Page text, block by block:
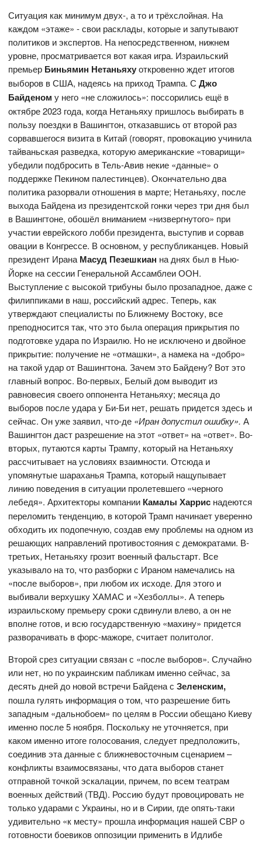
Ситуация как минимум двух-, а то и трёхслойная. На
каждом «этаже» - свои расклады, которые и запутывают
политиков и экспертов. На непосредственном, нижнем
уровне, просматривается вот какая игра. Израильский
премьер Биньямин Нетаньяхуоткровенно ждет итогов
выборов в США, надеясь на приход Трампа. СДжо
Байденом у него «не сложилось»: поссорились ещё в
октябре 2023 года, когда Нетаньяху пришлось выбирать в
пользу поездки в Вашингтон, отказавшись от второй раз
сорвавшегося визита в Китай (говорят, провокацию учинила
тайваньская разведка, которую американские «товарищи»
убедили подбросить в Тель-Авив некие «данные» о
поддержке Пекином палестинцев). Окончательно два
политика разорвали отношения в марте; Нетаньяху, после
выхода Байдена из президентской гонки через три дня был
в Вашингтоне, обошёл вниманием «низвергнутого» при
участии еврейского лобби президента, выступив и сорвав
овации в Конгрессе. В основном, у республиканцев. Новый
президент ИранаМасуд Пезешкиан на днях был в Нью-
Йорке на сессии Генеральной Ассамблеи ООН.
Выступление с высокой трибуны было прозападное, даже с
филиппиками в наш, российский адрес. Теперь, как
утверждают специалисты по Ближнему Востоку, все
преподносится так, что это была операция прикрытия по
подготовке удара по Израилю. Но не исключено и двойное
прикрытие: получение не «отмашки», а намека на «добро»
на такой удар от Вашингтона. Зачем это Байдену? Вот это
главный вопрос. Во-первых, Белый дом выводит из
равновесия своего оппонента Нетаньяху; месяца до
выборов после удара у Би-Би нет, решать придется здесь и
сейчас. Он уже заявил, что-де «Иран допустил ошибку». А
Вашингтон даст разрешение на этот «ответ» на «ответ». Во-
вторых, путаются карты Трампу, который на Нетаньяху
рассчитывает на условиях взаимности. Отсюда и
упомянутые шараханья Трампа, который нащупывает
линию поведения в ситуации пролетевшего «черного
лебедя». Архитекторы компании Камалы Харрис надеются
переломить тенденцию, в которой Трамп начинает уверенно
обходить их подопечную, создав ему проблемы на одном из
решающих направлений противостояния с демократами. В-
третьих, Нетаньяху грозит военный фальстарт. Все
указывало на то, что разборки с Ираном намечались на
«после выборов», при любом их исходе. Для этого и
выбивали верхушку ХАМАС и «Хезболлы». А теперь
израильскому премьеру сроки сдвинули влево, а он не
вполне готов, и всю государственную «махину» придется
разворачивать в форс-мажоре, считает политолог.
Второй срез ситуации связан с «после выборов». Случайно
или нет, но по украинским пабликам именно сейчас, за
десять дней до новой встречи Байдена сЗеленским,
пошла гулять информация о том, что разрешение бить
западным «дальнобоем» по целям в России обещано Киеву
именно после 5 ноября. Поскольку не уточняется, при
каком именно итоге голосования, следует предположить,
соединив эта данные с ближневосточным сценарием –
конфликты взаимосвязаны, что дата выборов станет
отправной точкой эскалации, причем, по всем театрам
военных действий (ТВД). Россию будут провоцировать не
только ударами с Украины, но и в Сирии, где опять-таки
удивительно «к месту» прошла информация нашей СВР о
готовности боевиков оппозиции применить в Идлибе